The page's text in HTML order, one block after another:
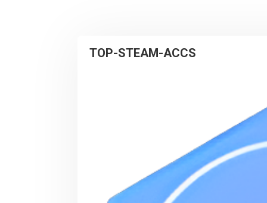
TOP-STEAM-ACCS